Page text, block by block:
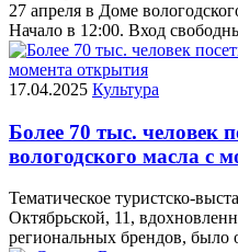
27 апреля в Доме
Начало в 12:00. Вход
17.04.2025 Культура
Более 70 тыс. человек
вологодского масла с
Тематическое туристско-
Октябрьской, 11,
региональных брендов, было